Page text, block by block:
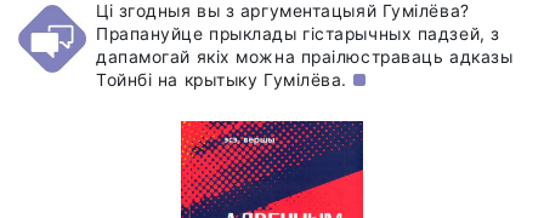
Ці згодныя вы з аргументацыяй Гумілёва?
Прапануйце прыклады гістарычных падзей, з
дапамогай якіх можна праілюстраваць адказы
Тойнбі на крытыку Гумілёва.